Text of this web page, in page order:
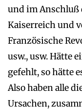
und im Anschluß
Kaiserreich und
Französische
usw., usw. Hätte
gefehlt, so hätte
Also haben alle
Ursachen,